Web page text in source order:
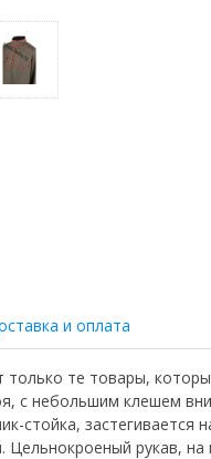
и оплата
только те товары,
с небольшим клешем
стойка,
Цельнокроеный рукав,